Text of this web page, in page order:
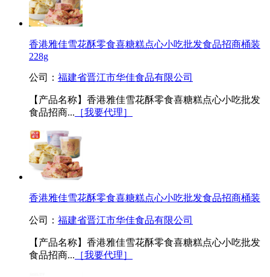
香港雅佳雪花酥零食喜糖糕点心小吃批发食品招商桶装
228g
公司： 福建省晋江市华佳食品有限公司
【产品名称】香港雅佳雪花酥零食喜糖糕点心小吃批发
食品招商... ［我要代理］
香港雅佳雪花酥零食喜糖糕点心小吃批发食品招商桶装
公司： 福建省晋江市华佳食品有限公司
【产品名称】香港雅佳雪花酥零食喜糖糕点心小吃批发
食品招商... ［我要代理］